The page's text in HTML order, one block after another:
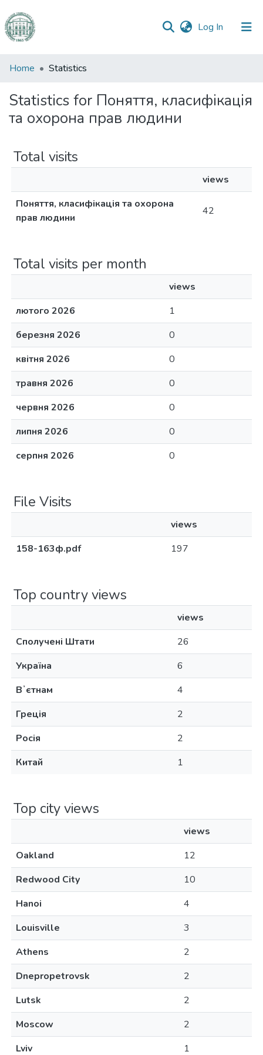
Log In (current)
Communities
Collections
All of DSpace
Home Statistics
Statistics for Поняття, класифікація
та охорона прав людини
Total visits
views
Поняття, класифікація та охорона
прав людини
42
Total visits per month
views
лютого 2026
1
березня 2026
0
квітня 2026
0
травня 2026
0
червня 2026
0
липня 2026
0
серпня 2026
0
File Visits
views
158-163ф.pdf
197
Top country views
views
Сполучені Штати
26
Україна
6
Вʼєтнам
4
Греція
2
Росія
2
Китай
1
Top city views
views
Oakland
12
Redwood City
10
Hanoi
4
Louisville
3
Athens
2
Dnepropetrovsk
2
Lutsk
2
Moscow
2
Lviv
1